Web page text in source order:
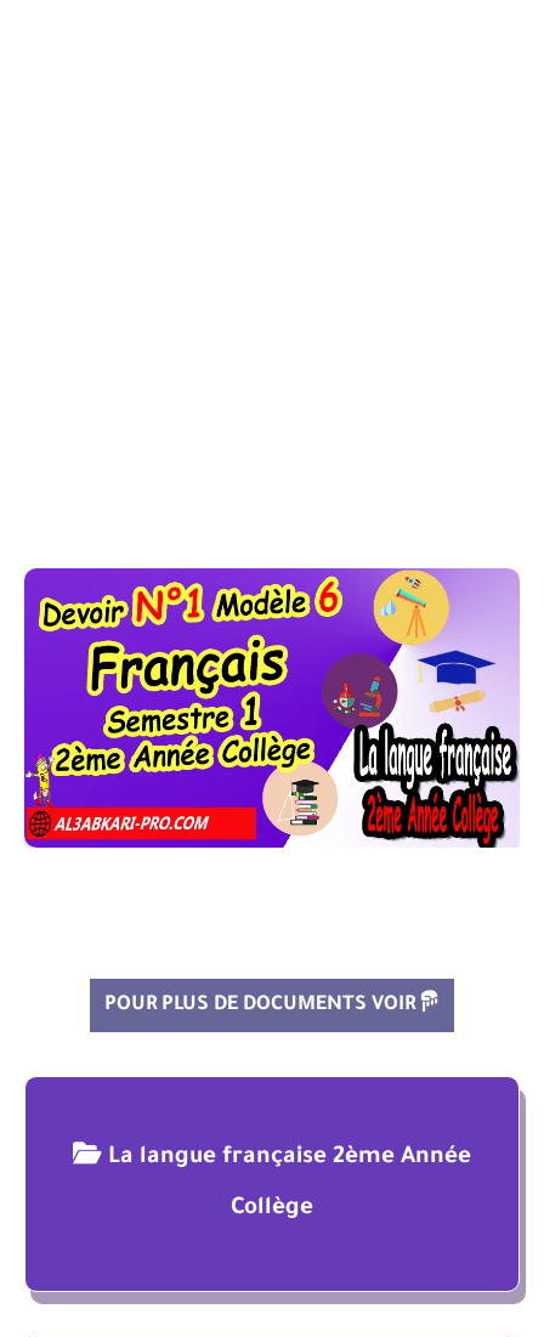
POUR PLUS DE DOCUMENTS VOIR
La langue française 2ème Année
Collège